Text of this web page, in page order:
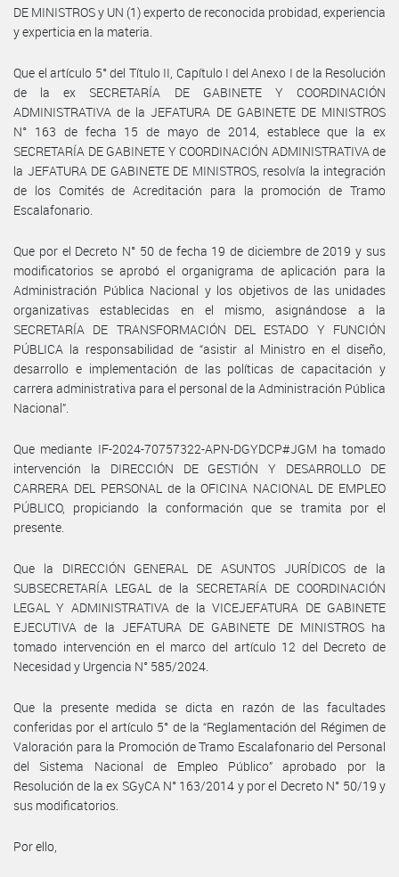
DE MINISTROS y UN (1) experto de reconocida probidad, experiencia
y experticia en la materia.
Que el artículo 5° del Título II, Capítulo I del Anexo I de la Resolución
de la ex SECRETARÍA DE GABINETE Y COORDINACIÓN
ADMINISTRATIVA de la JEFATURA DE GABINETE DE MINISTROS
N° 163 de fecha 15 de mayo de 2014, establece que la ex
SECRETARÍA DE GABINETE Y COORDINACIÓN ADMINISTRATIVA de
la JEFATURA DE GABINETE DE MINISTROS, resolvía la integración
de los Comités de Acreditación para la promoción de Tramo
Escalafonario.
Que por el Decreto N° 50 de fecha 19 de diciembre de 2019 y sus
modificatorios se aprobó el organigrama de aplicación para la
Administración Pública Nacional y los objetivos de las unidades
organizativas establecidas en el mismo, asignándose a la
SECRETARÍA DE TRANSFORMACIÓN DEL ESTADO Y FUNCIÓN
PÚBLICA la responsabilidad de “asistir al Ministro en el diseño,
desarrollo e implementación de las políticas de capacitación y
carrera administrativa para el personal de la Administración Pública
Nacional”.
Que mediante IF-2024-70757322-APN-DGYDCP#JGM ha tomado
intervención la DIRECCIÓN DE GESTIÓN Y DESARROLLO DE
CARRERA DEL PERSONAL de la OFICINA NACIONAL DE EMPLEO
PÚBLICO, propiciando la conformación que se tramita por el
presente.
Que la DIRECCIÓN GENERAL DE ASUNTOS JURÍDICOS de la
SUBSECRETARÍA LEGAL de la SECRETARÍA DE COORDINACIÓN
LEGAL Y ADMINISTRATIVA de la VICEJEFATURA DE GABINETE
EJECUTIVA de la JEFATURA DE GABINETE DE MINISTROS ha
tomado intervención en el marco del artículo 12 del Decreto de
Necesidad y Urgencia N° 585/2024.
Que la presente medida se dicta en razón de las facultades
conferidas por el artículo 5° de la “Reglamentación del Régimen de
Valoración para la Promoción de Tramo Escalafonario del Personal
del Sistema Nacional de Empleo Público” aprobado por la
Resolución de la ex SGyCA N° 163/2014 y por el Decreto N° 50/19 y
sus modificatorios.
Por ello,